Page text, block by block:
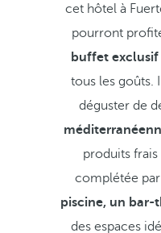
cet hôtel à
pourront
buffet exclusif
tous les goûts.
déguster de
produits
complétée
piscine, un bar-
des espaces